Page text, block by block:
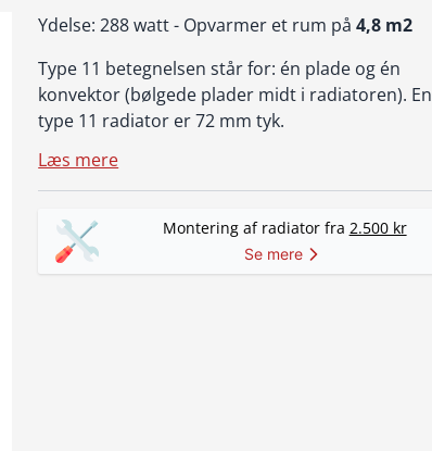
Ydelse: 288 watt - Opvarmer et rum på4,8 m2
Type 11 betegnelsen står for: én plade og én
konvektor (bølgede plader midt i radiatoren). En
type 11 radiator er 72 mm tyk.
Læs mere
Montering af radiator fra 2.500 kr
Se mere